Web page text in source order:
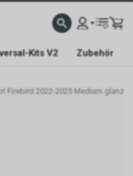
GRATIS VERSAND AB
Kits V2 Zubehör
Firebird 2022-2025 Medium glanz